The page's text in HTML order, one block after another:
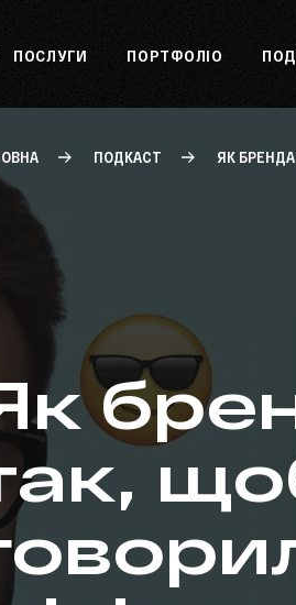
ПОСЛУГИ ПОРТФОЛІО
ПОДКАСТ ЯК